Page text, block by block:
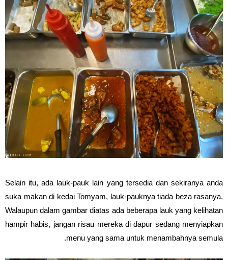
Selain itu, ada lauk-pauk lain yang tersedia dan sekiranya anda
suka makan di kedai Tomyam, lauk-pauknya tiada beza rasanya.
Walaupun dalam gambar diatas ada beberapa lauk yang kelihatan
hampir habis, jangan risau mereka di dapur sedang menyiapkan
menu yang sama untuk menambahnya semula.